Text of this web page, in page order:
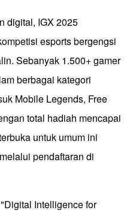
digital, IGX 2025
esports bergengsi
Sebanyak 1.500+ gamer
berbagai kategori
Mobile Legends, Free
total hadiah mencapai
untuk umum ini
pendaftaran di
Intelligence for